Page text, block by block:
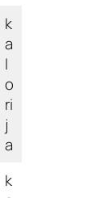
k
a
l
o
ri
j
a
k